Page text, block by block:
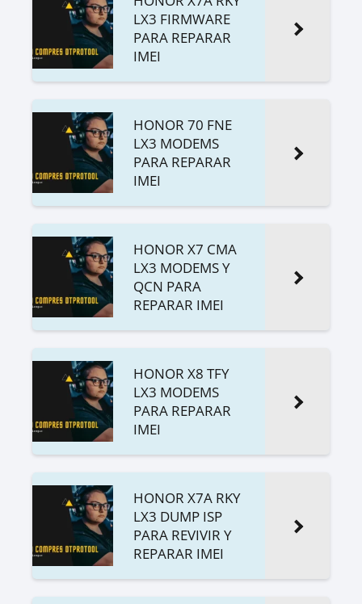
LX3 FIRMWARE
PARA REPARAR
IMEI
HONOR 70 FNE
LX3 MODEMS
PARA REPARAR
IMEI
HONOR X7 CMA
LX3 MODEMS Y
QCN PARA
REPARAR IMEI
HONOR X8 TFY
LX3 MODEMS
PARA REPARAR
IMEI
HONOR X7A RKY
LX3 DUMP ISP
PARA REVIVIR Y
REPARAR IMEI